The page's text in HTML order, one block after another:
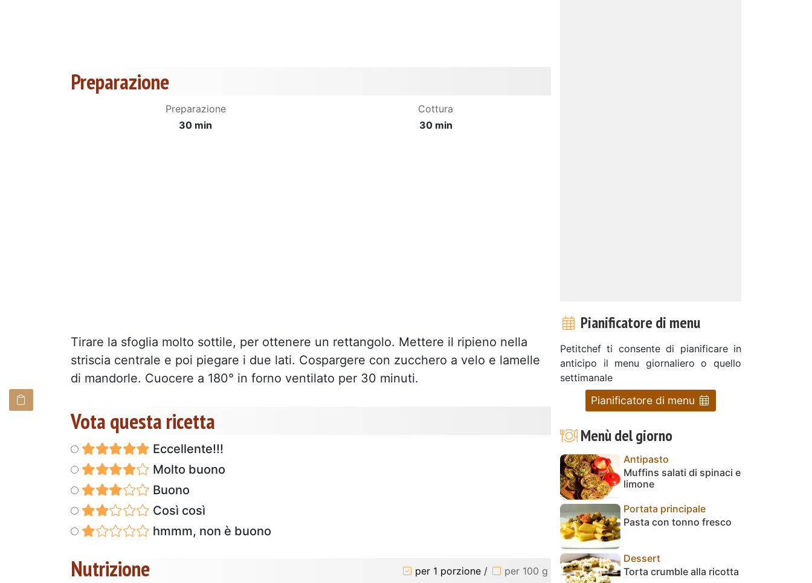
Preparazione
Preparazione
30 min
Cottura
30 min
Tirare la sfoglia molto sottile, per ottenere un rettangolo. Mettere il ripieno nella
striscia centrale e poi piegare i due lati. Cospargere con zucchero a velo e lamelle
di mandorle. Cuocere a 180° in forno ventilato per 30 minuti.
Vota questa ricetta
Eccellente!!!
Molto buono
Buono
Così così
hmmm, non è buono
Nutrizione per 1 porzione / per 100 g
Pianificatore di menu
Petitchef ti consente di pianificare in
anticipo il menu giornaliero o quello
settimanale
Pianificatore di menu
Menù del giorno
Antipasto
Muffins salati di spinaci e
limone
Portata principale
Pasta con tonno fresco
Dessert
Torta crumble alla ricotta